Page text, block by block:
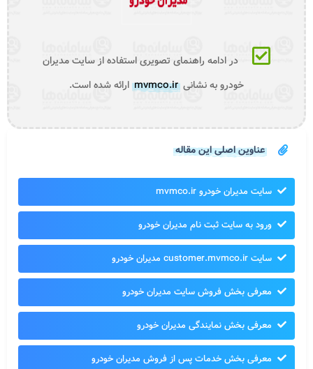
در ادامه راهنمای تصویری استفاده از سایت مدیران
خودرو به نشانیmvmco.irارائه شده است.
عناوین اصلی این مقاله
سایت مدیران خودرو mvmco.ir
ورود به سایت ثبت نام مدیران خودرو
سایت customer.mvmco.ir مدیران خودرو
معرفی بخش فروش سایت مدیران خودرو
معرفی بخش نمایندگی مدیران خودرو
معرفی بخش خدمات پس از فروش مدیران خودرو